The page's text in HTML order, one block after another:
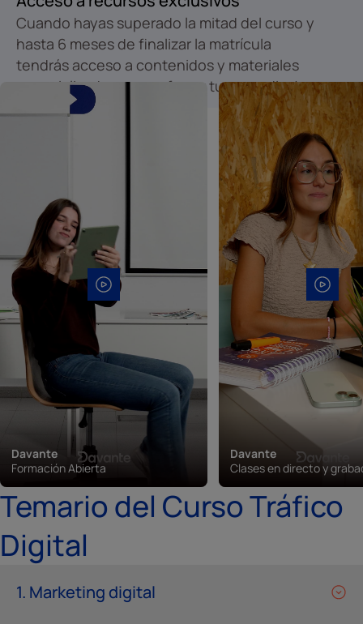
Cuando hayas superado la mitad del curso y
hasta 6 meses de finalizar la matrícula
tendrás acceso a contenidos y materiales
especializados para reforzar tu aprendizaje.
Davante
Formación Abierta
Davante
Clases en directo y
Temario del Curso Tráfico
Digital
1. Marketing digital